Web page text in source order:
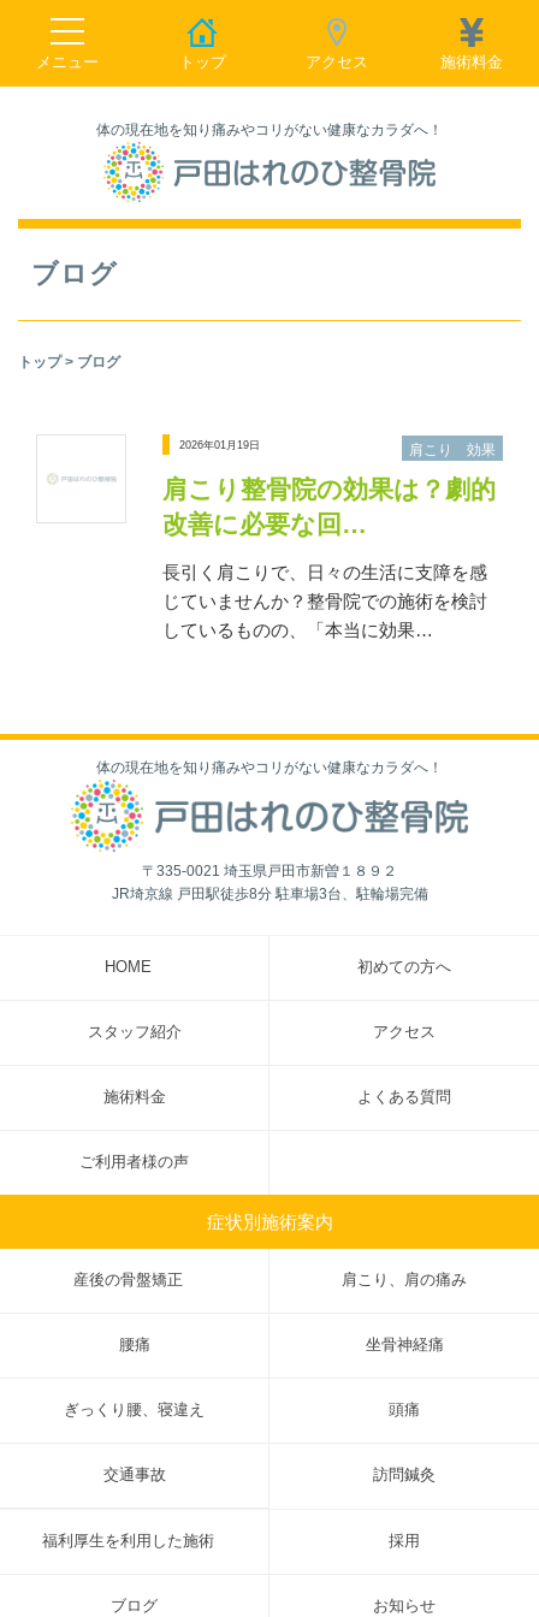
toggle navigation
メニュー トップ アクセス 施術料金
体の現在地を知り痛みやコリがない健康なカラダへ！
ブログ
トップ> ブログ
2026年01月19日 肩こり 効果
肩こり整骨院の効果は？劇的
改善に必要な回…
長引く肩こりで、日々の生活に支障を感
じていませんか？整骨院での施術を検討
しているものの、「本当に効果…
体の現在地を知り痛みやコリがない健康なカラダへ！
〒335-0021 埼玉県戸田市新曽１８９２
JR埼京線 戸田駅徒歩8分 駐車場3台、駐輪場完備
HOME 初めての方へ
スタッフ紹介 アクセス
施術料金 よくある質問
ご利用者様の声
症状別施術案内
産後の骨盤矯正 肩こり、肩の痛み
腰痛 坐骨神経痛
ぎっくり腰、寝違え 頭痛
交通事故 訪問鍼灸
福利厚生を利用した施術 採用
ブログ お知らせ